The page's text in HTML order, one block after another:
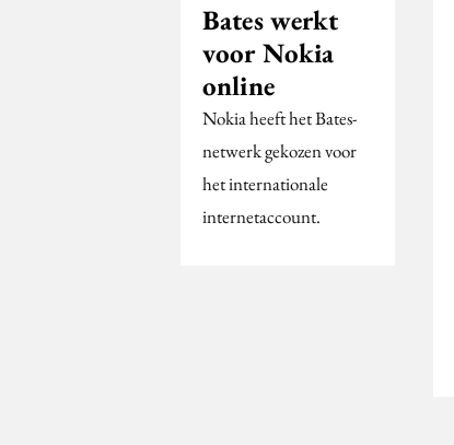
Bates werkt
voor Nokia
online
Nokia heeft het Bates-
netwerk gekozen voor
het internationale
internetaccount.